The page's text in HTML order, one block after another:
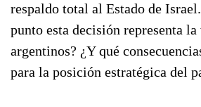
respaldo total al Estado de
punto esta decisión representa
argentinos? ¿Y qué
para la posición estratégica del